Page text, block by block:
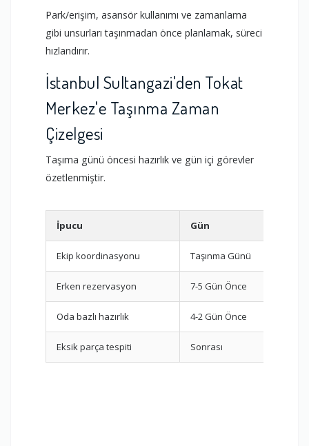
Park/erişim, asansör kullanımı ve zamanlama
gibi unsurları taşınmadan önce planlamak, süreci
hızlandırır.
İstanbul Sultangazi'den Tokat
Merkez'e Taşınma Zaman
Çizelgesi
Taşıma günü öncesi hazırlık ve gün içi görevler
özetlenmiştir.
İpucu Gün
Ekip koordinasyonu Taşınma Günü
Erken rezervasyon 7-5 Gün Önce
Oda bazlı hazırlık 4-2 Gün Önce
Eksik parça tespiti Sonrası